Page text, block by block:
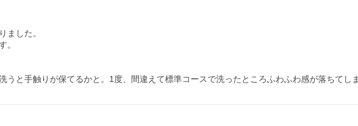
ました。
。
うと手触りが保てるかと。1度、間違えて標準コースで洗ったところふわふわ感が落ちてし